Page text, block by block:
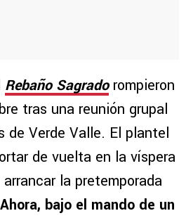
Rebaño Sagradorompieron
tras una reunión grupal
de Verde Valle. El plantel
de vuelta en la víspera
la pretemporada
Ahora, bajo el mando de un